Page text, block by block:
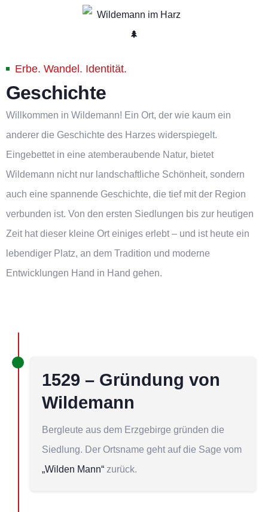
Erbe. Wandel. Identität.
Geschichte
Willkommen in Wildemann! Ein Ort, der wie kaum ein
anderer die Geschichte des Harzes widerspiegelt.
Eingebettet in eine atemberaubende Natur, bietet
Wildemann nicht nur landschaftliche Schönheit, sondern
auch eine spannende Geschichte, die tief mit der Region
verbunden ist. Von den ersten Siedlungen bis zur heutigen
Zeit hat dieser kleine Ort einiges erlebt – und ist heute ein
lebendiger Platz, an dem Tradition und moderne
Entwicklungen Hand in Hand gehen.
1529 – Gründung von
Wildemann
Bergleute aus dem Erzgebirge gründen die
Siedlung. Der Ortsname geht auf die Sage vom
„Wilden Mann“ zurück.